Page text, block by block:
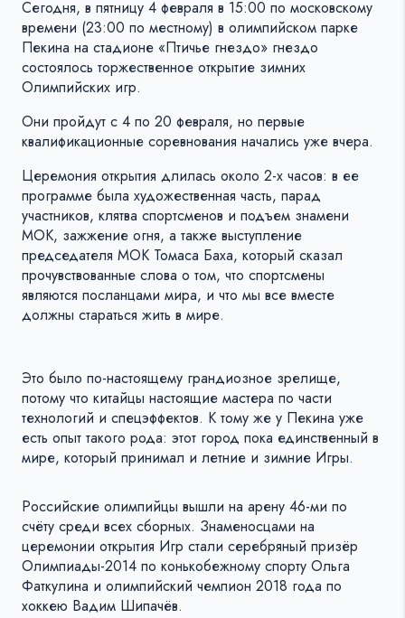
Сегодня, в пятницу 4 февраля в 15:00 по московскому
времени (23:00 по местному) в олимпийском парке
Пекина на стадионе «Птичье гнездо» гнездо
состоялось торжественное открытие зимних
Олимпийских игр.
Они пройдут с 4 по 20 февраля, но первые
квалификационные соревнования начались уже вчера.
Церемония открытия длилась около 2-х часов: в ее
программе была художественная часть, парад
участников, клятва спортсменов и подъем знамени
МОК, зажжение огня, а также выступление
председателя МОК Томаса Баха, который сказал
прочувствованные слова о том, что спортсмены
являются посланцами мира, и что мы все вместе
должны стараться жить в мире.
Это было по-настоящему грандиозное зрелище,
потому что китайцы настоящие мастера по части
технологий и спецэффектов. К тому же у Пекина уже
есть опыт такого рода: этот город пока единственный в
мире, который принимал и летние и зимние Игры.
Российские олимпийцы вышли на арену 46-ми по
счёту среди всех сборных. Знаменосцами на
церемонии открытия Игр стали серебряный призёр
Олимпиады-2014 по конькобежному спорту Ольга
Фаткулина и олимпийский чемпион 2018 года по
хоккею Вадим Шипачёв.